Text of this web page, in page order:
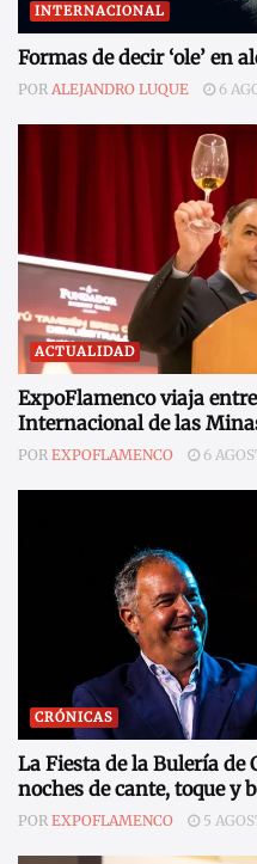
INTERNACIONAL
Formas de decir ‘ole’ en
POR ALEJANDRO LUQUE 6
ACTUALIDAD
ExpoFlamenco viaja
Internacional de las
POR EXPOFLAMENCO 6
CRÓNICAS
La Fiesta de la Bulería de
noches de cante, toque y
POR EXPOFLAMENCO 5